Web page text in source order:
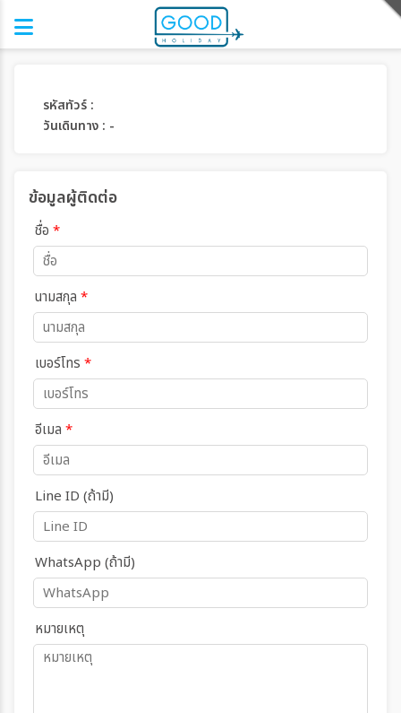
รหัสทัวร์ :
วันเดินทาง : -
ข้อมูลผู้ติดต่อ
ชื่อ *
นามสกุล *
เบอร์โทร *
อีเมล *
Line ID (ถ้ามี)
WhatsApp (ถ้ามี)
หมายเหตุ